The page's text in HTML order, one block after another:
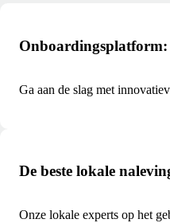
Ga aan de slag met
De beste lokale
Onze lokale experts op het